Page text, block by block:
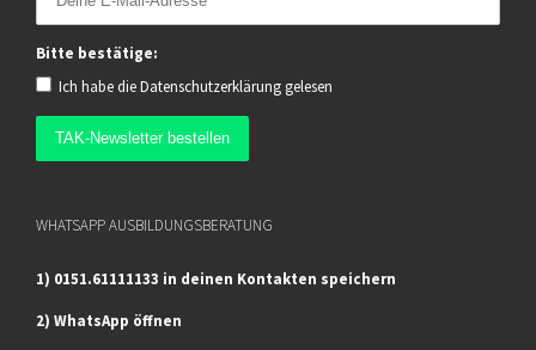
Bitte bestätige:
Ich habe dieDatenschutzerklärung gelesen
WHATSAPP AUSBILDUNGSBERATUNG
1) 0151.61111133 in deinen Kontakten speichern
2) WhatsApp öffnen